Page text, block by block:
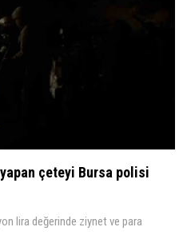
çeteyi Bursa polisi
lira değerinde ziynet ve para